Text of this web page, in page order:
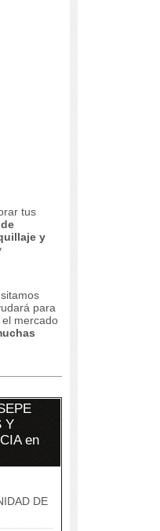
tus
y
para
mercado
Y
en
DE